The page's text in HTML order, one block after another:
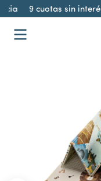
9 cuotas sin